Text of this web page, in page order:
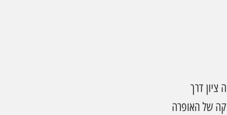
המהווה ציון דרך
של האופרה